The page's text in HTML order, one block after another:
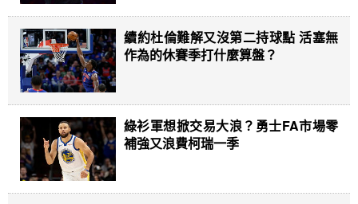
續約杜倫難解又沒第二持球點 活塞無
作為的休賽季打什麼算盤？
綠衫軍想掀交易大浪？勇士FA市場零
補強又浪費柯瑞一季